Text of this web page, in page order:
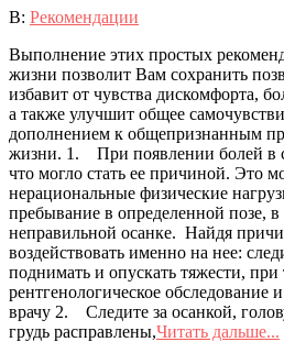
2020-
08
В: Рекомендации
Выполнение этих простых
жизни позволит Вам сохранить
избавит от чувства дискомфорта,
а также улучшит общее
дополнением к общепризнанным
жизни. 1. При появлении болей в
что могло стать ее причиной. Это
нерациональные физические
пребывание в определенной позе,
неправильной осанке. Найдя
воздействовать именно на нее:
поднимать и опускать тяжести, при
рентгенологическое обследование
врачу 2. Следите за осанкой,
грудь расправлены,Читать дальше...